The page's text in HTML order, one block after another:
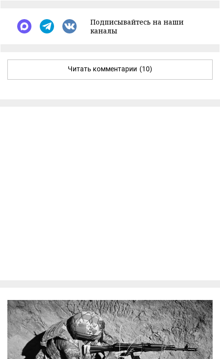
Подписывайтесь на наши
каналы
Читать комментарии (10)